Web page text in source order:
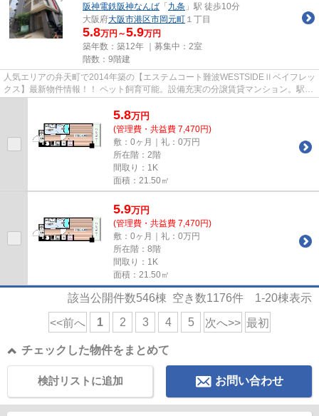
阪神電鉄阪神なんば 「 九条 」駅 徒歩10分
大阪府大阪市港区市岡元町 １丁目
5.8万円～5.9万円
築年数：築12年 ｜募集中： 2室
階数：9階建
人気エリアの弁天町で2014年築の【エステムコート難波WESTSIDEⅡベイフレッ
クス】最新物件情報！！ ペット飼育可能。設備充実の分譲賃貸マンション。駅前
5.8万円
(管理費・共益費 7,470円)
敷：0ヶ月｜礼：0万円
所在階：2階
間取り：1K
面積：21.50㎡
5.9万円
(管理費・共益費 7,470円)
敷：0ヶ月｜礼：0万円
所在階：8階
間取り：1K
面積：21.50㎡
該当公開件数546棟 空き数1176件 1-20棟表示
<<前へ 1 2 3 4 5 次へ>> 最初
チェックした物件をまとめて
お問い合わせ
検討リストに追加